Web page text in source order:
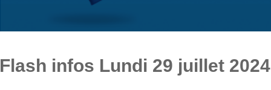
Flash infos Lundi 29 juillet 2024